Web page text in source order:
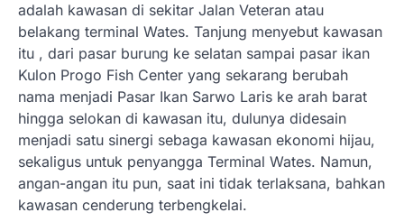
adalah kawasan di sekitar Jalan Veteran atau
belakang terminal Wates. Tanjung menyebut kawasan
itu , dari pasar burung ke selatan sampai pasar ikan
Kulon Progo Fish Center yang sekarang berubah
nama menjadi Pasar Ikan Sarwo Laris ke arah barat
hingga selokan di kawasan itu, dulunya didesain
menjadi satu sinergi sebaga kawasan ekonomi hijau,
sekaligus untuk penyangga Terminal Wates. Namun,
angan-angan itu pun, saat ini tidak terlaksana, bahkan
kawasan cenderung terbengkelai.